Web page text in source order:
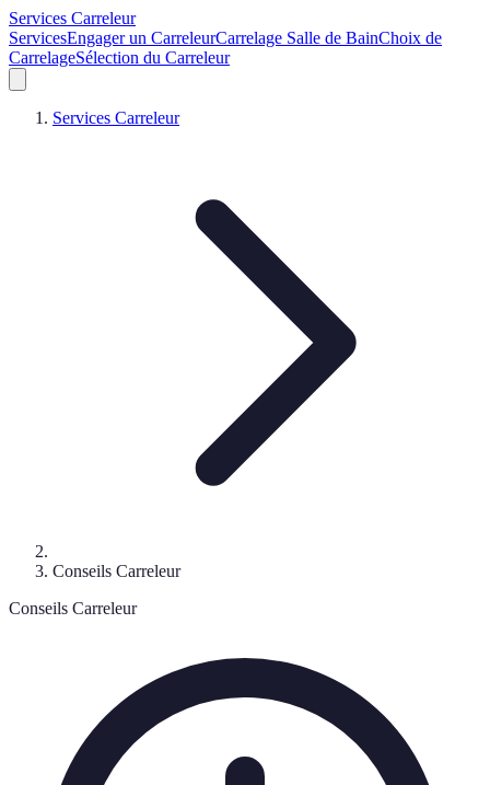
Services Carreleur
ServicesEngager un CarreleurCarrelage Salle de BainChoix de
CarrelageSélection du Carreleur
Services Carreleur
Conseils Carreleur
Conseils Carreleur